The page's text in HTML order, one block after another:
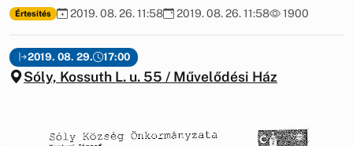
Értesítés 2019. 08. 26. 11:58 2019. 08. 26. 11:58 1900
2019. 08. 29. 17:00
Sóly, Kossuth L. u. 55 / Művelődési Ház